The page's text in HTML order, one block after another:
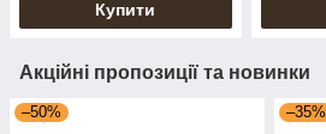
Купити
Акційні пропозиції та новинки
–50% –35%